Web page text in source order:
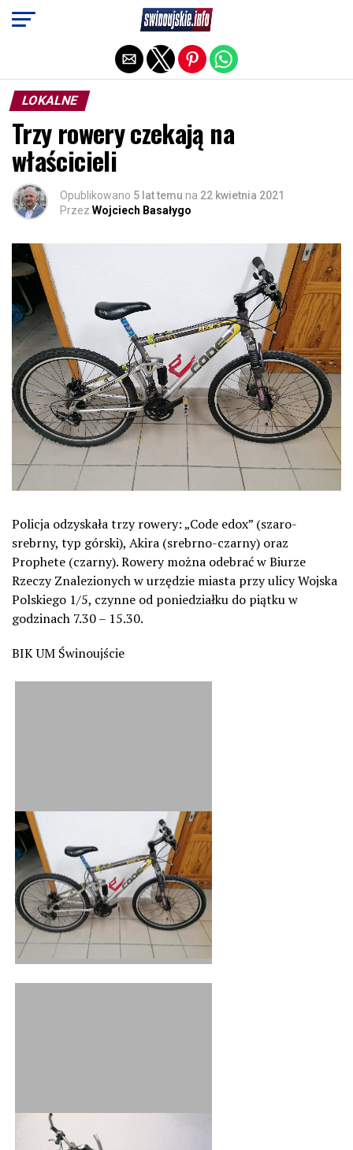
LOKALNE
Trzy rowery czekają na
właścicieli
Opublikowano 5 lat temu na 22 kwietnia 2021
Przez Wojciech Basałygo
Policja odzyskała trzy rowery: „Code edox” (szaro-
srebrny, typ górski), Akira (srebrno-czarny) oraz
Prophete (czarny). Rowery można odebrać w Biurze
Rzeczy Znalezionych w urzędzie miasta przy ulicy Wojska
Polskiego 1/5, czynne od poniedziałku do piątku w
godzinach 7.30 – 15.30.
BIK UM Świnoujście
Exit mobile version